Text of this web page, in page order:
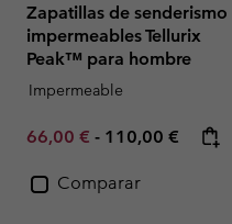
Zapatillas de senderismo
impermeables Tellurix
Peak™ para hombre
Impermeable
Minimum sale price:
66,00 € - Maximum price:
110,00 €
Comparar